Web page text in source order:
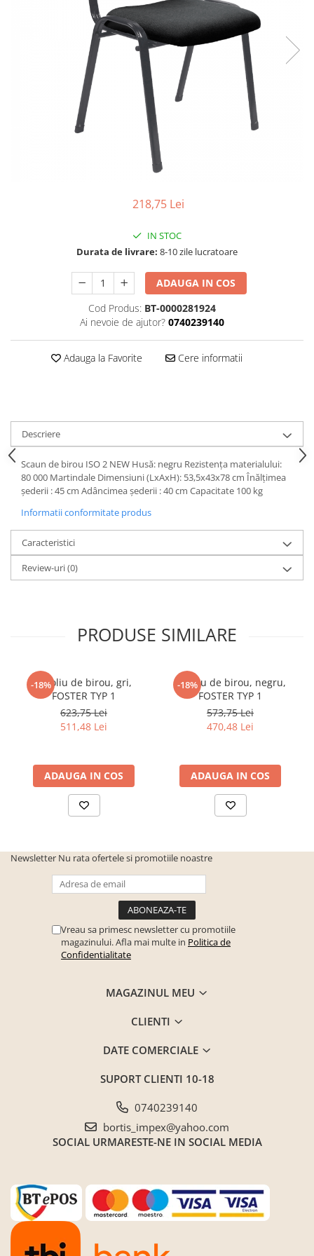
Set mobilier Living
Seturi masa +scaune dining
Seturi dormitoare complete
Suporturi saltea/Somiere/Gratii
218,75 Lei
IN STOC
Durata de livrare: 8-10 zile lucratoare
ADAUGA IN COS
Cod Produs: BT-0000281924
Ai nevoie de ajutor? 0740239140
Adauga la Favorite Cere informatii
Descriere
Scaun de birou ISO 2 NEW Husă: negru Rezistenţa materialului:
80 000 Martindale Dimensiuni (LxAxH): 53,5x43x78 cm Înălţimea
şederii : 45 cm Adâncimea şederii : 40 cm Capacitate 100 kg
Informatii conformitate produs
Caracteristici
Review-uri(0)
PRODUSE SIMILARE
-18%
Fotoliu de birou, gri,
FOSTER TYP 1
623,75 Lei
511,48 Lei
ADAUGA IN COS
-18%
Fotoliu de birou, negru,
FOSTER TYP 1
573,75 Lei
470,48 Lei
ADAUGA IN COS
Newsletter Nu rata ofertele si promotiile noastre
Vreau sa primesc newsletter cu promotiile
magazinului. Afla mai multe in Politica de
Confidentialitate
MAGAZINUL MEU
CLIENTI
DATE COMERCIALE
SUPORT CLIENTI 10-18
0740239140
bortis_impex@yahoo.com
SOCIAL URMARESTE-NE IN SOCIAL MEDIA